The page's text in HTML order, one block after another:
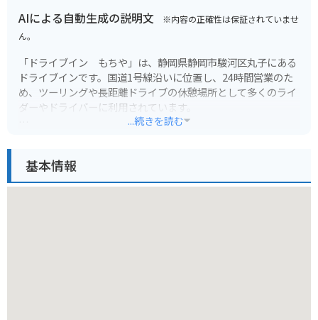
AIによる自動生成の説明文 ※内容の正確性は保証されていませ
ん。
「ドライブイン もちや」は、静岡県静岡市駿河区丸子にある
ドライブインです。国道1号線沿いに位置し、24時間営業のた
め、ツーリングや長距離ドライブの休憩場所として多くのライ
ダーやドライバーに利用されています。
名物である「安倍川もち」は、ドライブのお土産に大人気で
す。
...続きを読む
基本情報